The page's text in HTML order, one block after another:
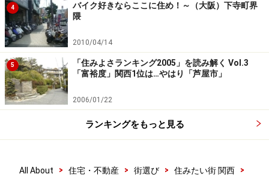
4
バイク好きならここに住め！～（大阪）下寺町界
隈
2010/04/14
5
「住みよさランキング2005」を読み解く Vol.3
「富裕度」関西1位は…やはり「芦屋市」
2006/01/22
ランキングをもっと見る
All About > 住宅・不動産 > 街選び > 住みたい街 関西
>